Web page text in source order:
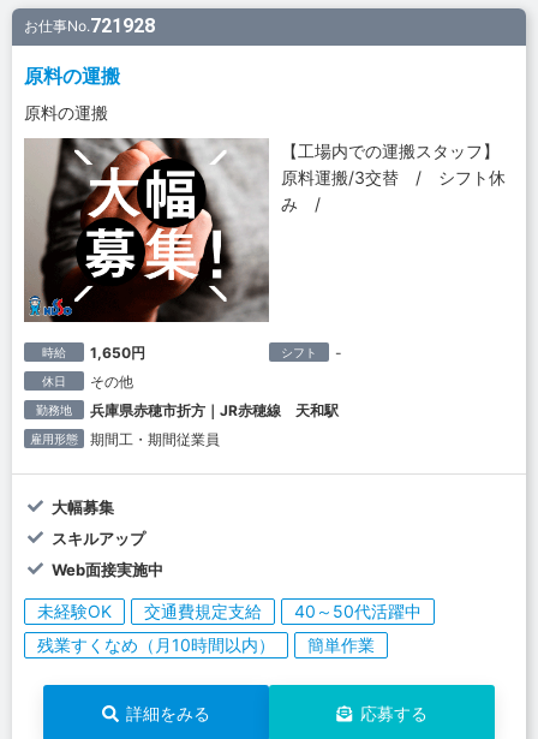
お仕事No.721928
原料の運搬
原料の運搬
【工場内での運搬スタッフ】
原料運搬/3交替 / シフト休
み /
時給 1,650円 シフト -
休日 その他
勤務地 兵庫県赤穂市折方｜JR赤穂線 天和駅
雇用形態 期間工・期間従業員
大幅募集
スキルアップ
Web面接実施中
未経験OK 交通費規定支給
40～50代活躍中
残業すくなめ（月10時間以内）
簡単作業
詳細をみる 応募する